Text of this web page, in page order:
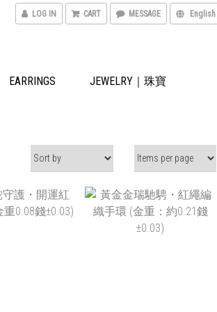
LOG IN CART MESSAGE English
EARRINGS
JEWELRY｜珠寶